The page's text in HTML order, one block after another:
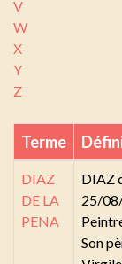
V
W
X
Y
Z
Terme
DIAZ
DE LA
PENA
DIAZ
25/
Son